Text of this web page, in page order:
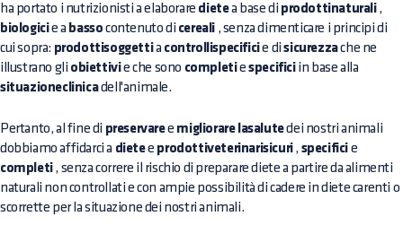
ha portato i nutrizionisti a elaborare dietea base di prodottinaturali,
biologicie a basso contenuto di cereali , senza dimenticare i principi di
cui sopra: prodottisoggettia controllispecificie disicurezzache ne
illustrano gli obiettivie che sono completiespecificiin base alla
situazioneclinicadell'animale.
Pertanto, al fine di preservaree migliorare lasalutedei nostri animali
dobbiamo affidarci a dietee prodottiveterinarisicuri, specifici e
completi, senza correre il rischio di preparare diete a partire da alimenti
naturali non controllati e con ampie possibilità di cadere in diete carenti o
scorrette per la situazione dei nostri animali.